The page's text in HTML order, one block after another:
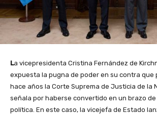
La vicepresidenta Cristina Fernández de
expuesta la pugna de poder en su contra que
hace años la Corte Suprema de Justicia de la
señala por haberse convertido en un brazo
política. En este caso, la vicejefa de Estado